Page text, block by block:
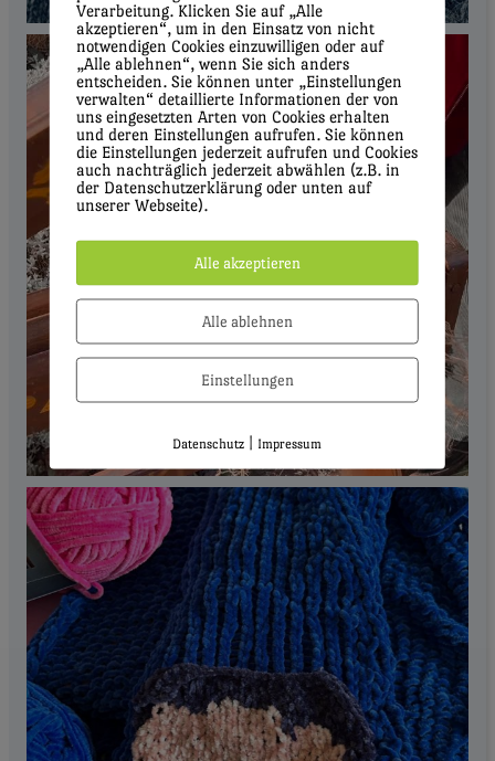
Verarbeitung. Klicken Sie auf „Alle
akzeptieren“, um in den Einsatz von nicht
notwendigen Cookies einzuwilligen oder auf
„Alle ablehnen“, wenn Sie sich anders
entscheiden. Sie können unter „Einstellungen
verwalten“ detaillierte Informationen der von
uns eingesetzten Arten von Cookies erhalten
und deren Einstellungen aufrufen. Sie können
die Einstellungen jederzeit aufrufen und Cookies
auch nachträglich jederzeit abwählen (z.B. in
der Datenschutzerklärung oder unten auf
unserer Webseite).
Alle akzeptieren
Alle ablehnen
Einstellungen
Datenschutz | Impressum